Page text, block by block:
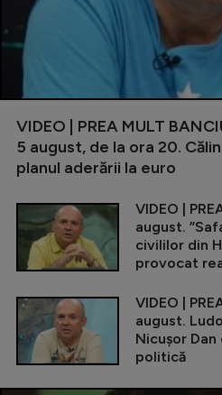
VIDEO | PREA MULT
5 august, de la ora 20.
planul aderării la euro
VIDEO |
august.
civililor din
provocat
VIDEO |
august.
Nicușor
politică